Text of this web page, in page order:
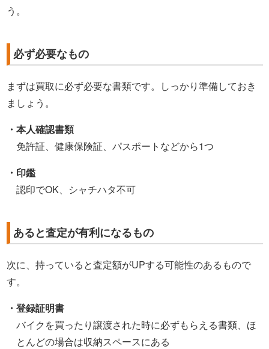
う。
必ず必要なもの
まずは買取に必ず必要な書類です。しっかり準備しておき
ましょう。
・本人確認書類
免許証、健康保険証、パスポートなどから1つ
・印鑑
認印でOK、シャチハタ不可
あると査定が有利になるもの
次に、持っていると査定額がUPする可能性のあるもので
す。
・登録証明書
バイクを買ったり譲渡された時に必ずもらえる書類、ほ
とんどの場合は収納スペースにある